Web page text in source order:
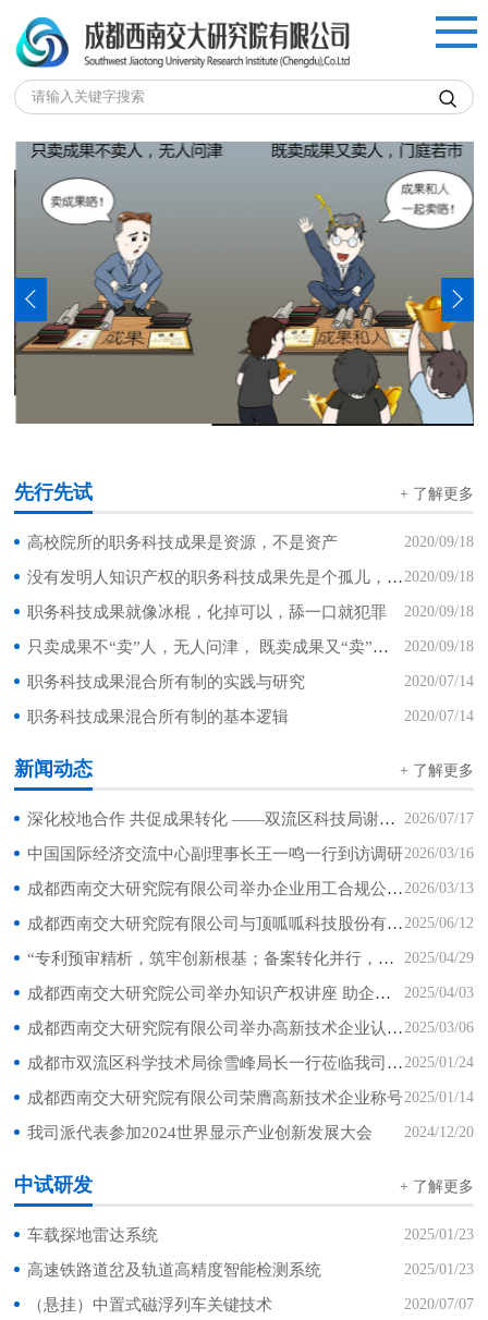

 
先行先试 + 了解更多
2020/09/18
高校院所的职务科技成果是资源，不是资产
2020/09/18
没有发明人知识产权的职务科技成果先是个孤儿，后是个弃儿
2020/09/18
职务科技成果就像冰棍，化掉可以，舔一口就犯罪
2020/09/18
只卖成果不“卖”人，无人问津， 既卖成果又“卖”人，门庭若市
2020/07/14
职务科技成果混合所有制的实践与研究
2020/07/14
职务科技成果混合所有制的基本逻辑
新闻动态 + 了解更多
2026/07/17
深化校地合作 共促成果转化 ——双流区科技局谢爽局长一行莅临我司调研座谈
2026/03/16
中国国际经济交流中心副理事长王一鸣一行到访调研
2026/03/13
成都西南交大研究院有限公司举办企业用工合规公益讲座 助力企业筑牢法律风险屏障
2025/06/12
成都西南交大研究院有限公司与顶呱呱科技股份有限公司达成战略合作
2025/04/29
“专利预审精析，筑牢创新根基；备案转化并行，激活价值潜能” 专题讲座成功举办
2025/04/03
成都西南交大研究院公司举办知识产权讲座 助企构建合规管理体系
2025/03/06
成都西南交大研究院有限公司举办高新技术企业认定公益讲座
2025/01/24
成都市双流区科学技术局徐雪峰局长一行莅临我司调研
2025/01/14
成都西南交大研究院有限公司荣膺高新技术企业称号
2024/12/20
我司派代表参加2024世界显示产业创新发展大会
中试研发 + 了解更多
2025/01/23
车载探地雷达系统
2025/01/23
高速铁路道岔及轨道高精度智能检测系统
2020/07/07
（悬挂）中置式磁浮列车关键技术